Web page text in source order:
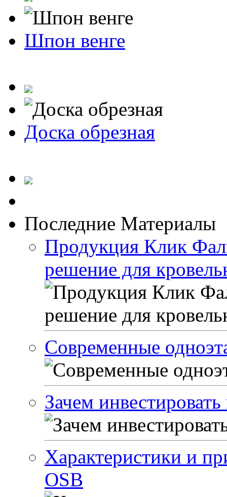
Шпон венге
Доска обрезная
Последние Материалы
Продукция Клик
решение для
Современные
Зачем
Характеристики и
OSB